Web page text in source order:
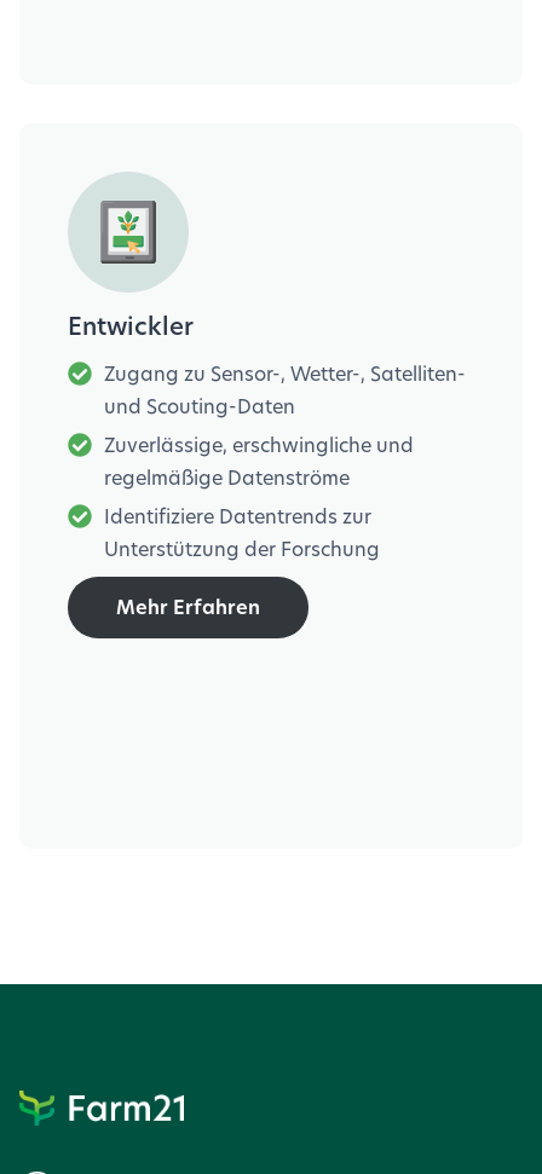
Entwickler
Zugang zu Sensor-, Wetter-, Satelliten-
und Scouting-Daten
Zuverlässige, erschwingliche und
regelmäßige Datenströme
Identifiziere Datentrends zur
Unterstützung der Forschung
Mehr Erfahren